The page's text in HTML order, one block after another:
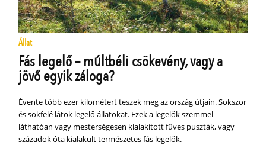
Állat
Fás legelő – múltbéli csökevény, vagy a
jövő egyik záloga?
Évente több ezer kilométert teszek meg az ország útjain. Sokszor
és sokfelé látok legelő állatokat. Ezek a legelők szemmel
láthatóan vagy mesterségesen kialakított füves puszták, vagy
századok óta kialakult természetes fás legelők.